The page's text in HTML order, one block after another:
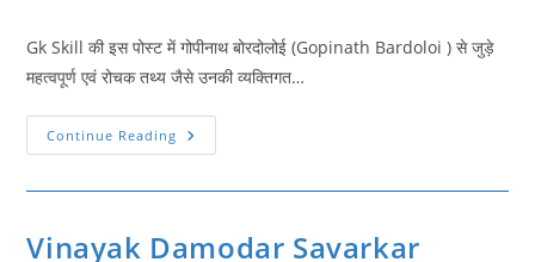
Gk Skill की इस पोस्ट में गोपीनाथ बोरदोलोई (Gopinath Bardoloi ) से जुड़े
महत्वपूर्ण एवं रोचक तथ्य जैसे उनकी व्यक्तिगत…
Continue Reading Gopinath
Bardoloi
|
जीवनी
Vinayak Damodar Savarkar